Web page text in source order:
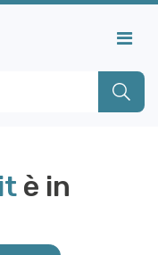
è in